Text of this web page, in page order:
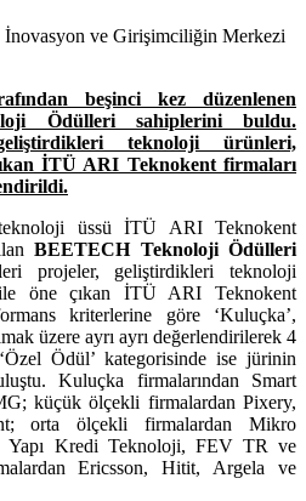
ve Girişimciliğin Merkezi
beşinci kez düzenlenen
Ödülleri sahiplerini buldu.
teknoloji ürünleri,
İTÜ ARI Teknokent firmaları
üssü İTÜ ARI Teknokent
BEETECH Teknoloji Ödülleri
projeler, geliştirdikleri teknoloji
öne çıkan İTÜ ARI Teknokent
kriterlerine göre ‘Kuluçka’,
üzere ayrı ayrı değerlendirilerek 4
Ödül’ kategorisinde ise jürinin
Kuluçka firmalarından Smart
küçük ölçekli firmalardan Pixery,
orta ölçekli firmalardan Mikro
Yapı Kredi Teknoloji, FEV TR ve
Ericsson, Hitit, Argela ve